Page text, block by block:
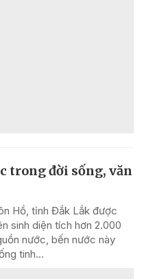
trong đời sống, văn
Hồ, tỉnh Đắk Lắk được
sinh diện tích hơn 2.000
nước, bến nước này
tinh...